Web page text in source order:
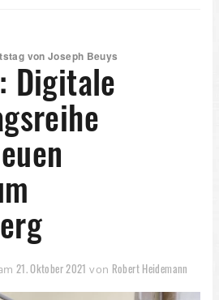
von Joseph Beuys
Digitale
21. Oktober 2021 von Robert Heidemann